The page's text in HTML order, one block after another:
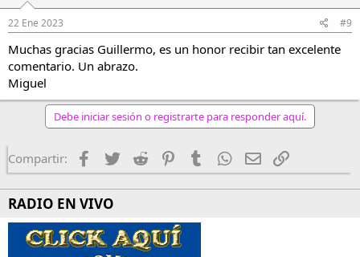
22 Ene 2023 #9
Muchas gracias Guillermo, es un honor recibir tan excelente
comentario. Un abrazo.
Miguel
Debe iniciar sesión o registrarte para responder aquí.
Compartir: Facebook
TwitterReddit PinterestTumblrWhatsApp
EmailEnlace
RADIO EN VIVO